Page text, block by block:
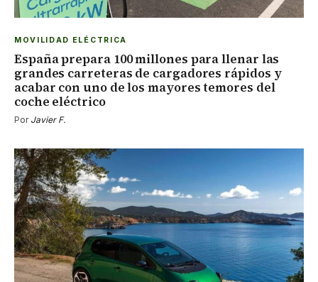
MOVILIDAD ELÉCTRICA
España prepara 100 millones para llenar las
grandes carreteras de cargadores rápidos y
acabar con uno de los mayores temores del
coche eléctrico
Por Javier F.